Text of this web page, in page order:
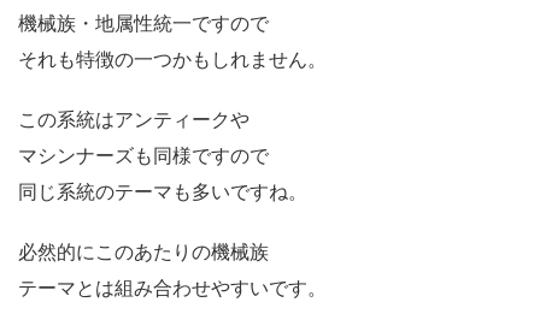
機械族・地属性統一ですので
それも特徴の一つかもしれません。
この系統はアンティークや
マシンナーズも同様ですので
同じ系統のテーマも多いですね。
必然的にこのあたりの機械族
テーマとは組み合わせやすいです。